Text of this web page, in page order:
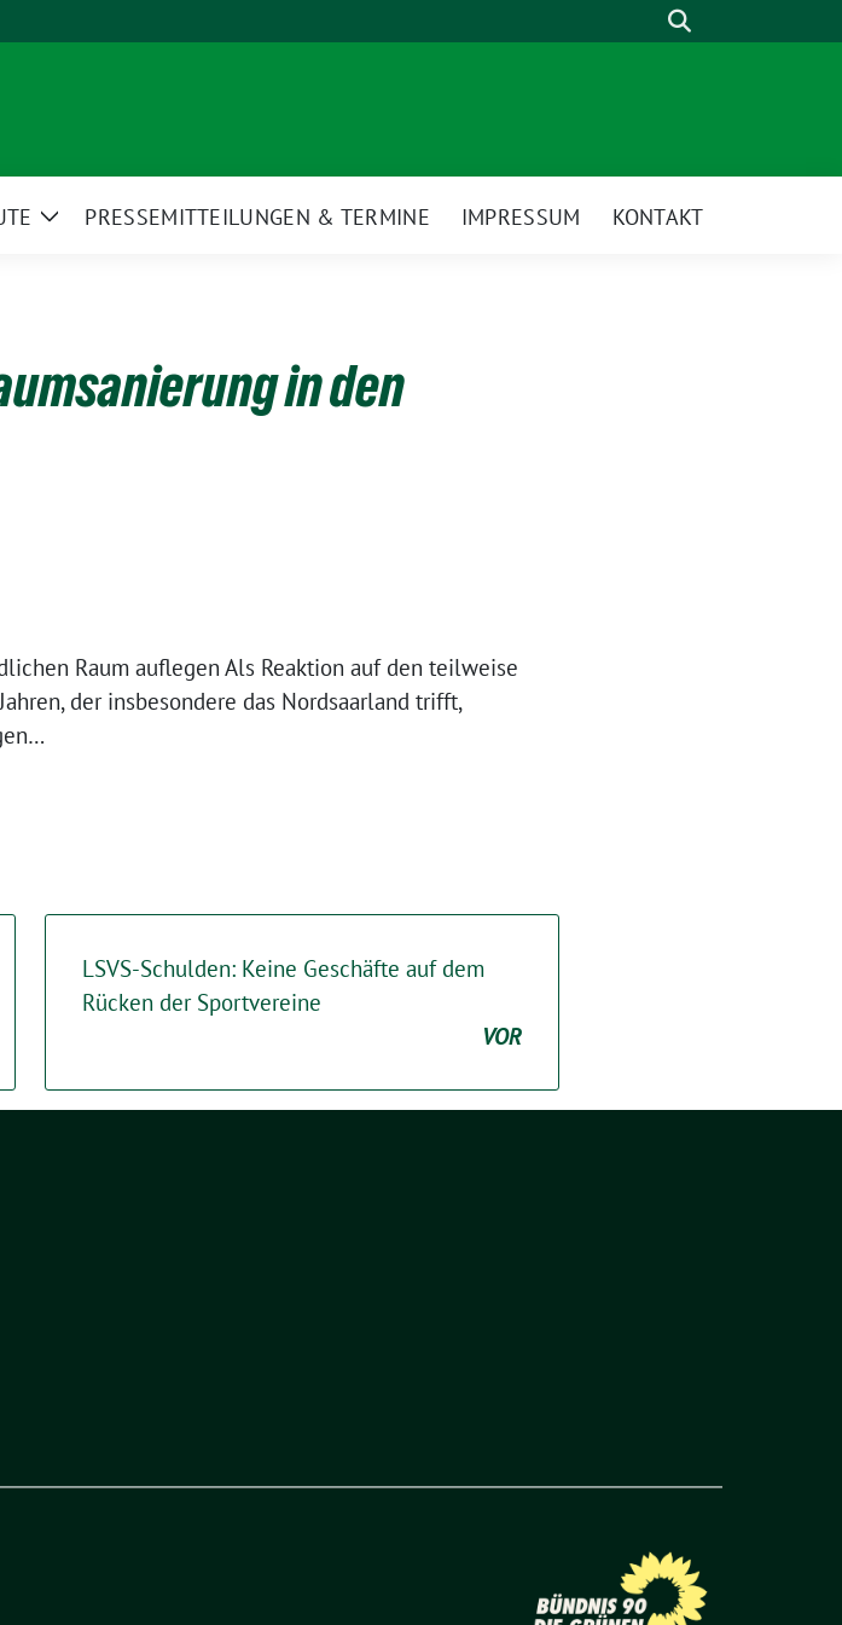
Suche
ZeigePRESSEMITTEILUNGEN & TERMINE IMPRESSUM KONTAKT
in den
Raum auflegen Als Reaktion auf den teilweise
der insbesondere das Nordsaarland trifft,
LSVS-Schulden: Keine Geschäfte auf dem
Rücken der Sportvereine
VOR